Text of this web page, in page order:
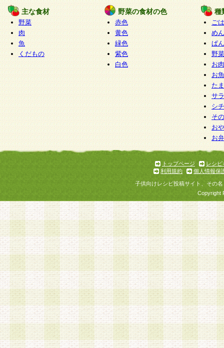
主な食材
野菜
肉
魚
くだもの
野菜の食材の色
赤色
黄色
緑色
紫色
白色
種
ご
めん
ぱん
野
お
お
た
サ
シ
そ
お
お
トップページ
レシピ
利用規約
個人情報保
子供向けレシピ投稿サイト、その
Copyright